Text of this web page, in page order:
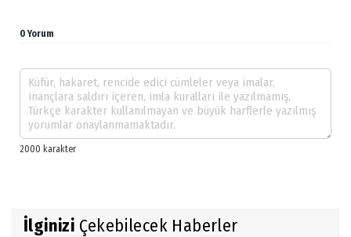
0 Yorum
İlginizi Çekebilecek Haberler